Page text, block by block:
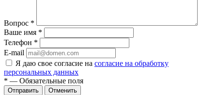
Вопрос *
Ваше имя *
Телефон *
E-mail
Я даю свое согласие на согласие на обработку
персональных данных
* — Обязательные поля
Отменить